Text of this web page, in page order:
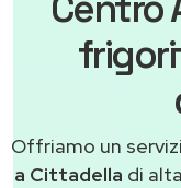
Offriamo un
a Cittadella di